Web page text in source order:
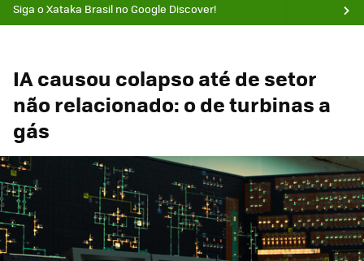
Siga o Xataka Brasil no Google Discover!
IA causou colapso até de setor
não relacionado: o de turbinas a
gás